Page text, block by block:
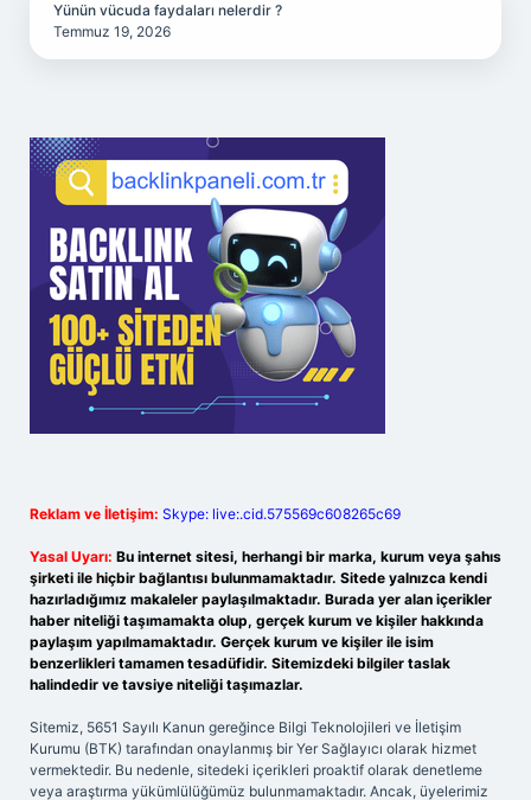
Yünün vücuda faydaları nelerdir ?
Temmuz 19, 2026
Reklam ve İletişim: Skype: live:.cid.575569c608265c69
Yasal Uyarı: Bu internet sitesi, herhangi bir marka, kurum veya şahıs
şirketi ile hiçbir bağlantısı bulunmamaktadır. Sitede yalnızca kendi
hazırladığımız makaleler paylaşılmaktadır. Burada yer alan içerikler
haber niteliği taşımamakta olup, gerçek kurum ve kişiler hakkında
paylaşım yapılmamaktadır. Gerçek kurum ve kişiler ile isim
benzerlikleri tamamen tesadüfidir. Sitemizdeki bilgiler taslak
halindedir ve tavsiye niteliği taşımazlar.
Sitemiz, 5651 Sayılı Kanun gereğince Bilgi Teknolojileri ve İletişim
Kurumu (BTK) tarafından onaylanmış bir Yer Sağlayıcı olarak hizmet
vermektedir. Bu nedenle, sitedeki içerikleri proaktif olarak denetleme
veya araştırma yükümlülüğümüz bulunmamaktadır. Ancak, üyelerimiz